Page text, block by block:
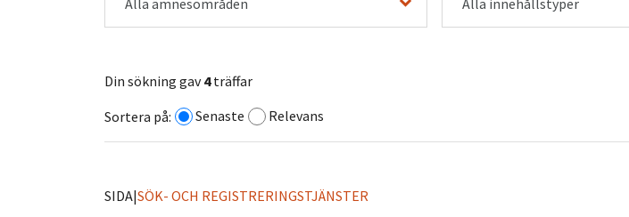
Alla ämnesområden Alla innehållstyper
Din sökning gav4träffar
Sortera på:
Senaste Relevans
SIDA|SÖK- OCH REGISTRERINGSTJÄNSTER